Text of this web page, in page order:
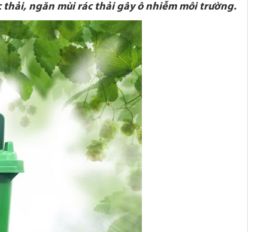
ngăn mùi rác thải gây ô nhiễm môi trường.